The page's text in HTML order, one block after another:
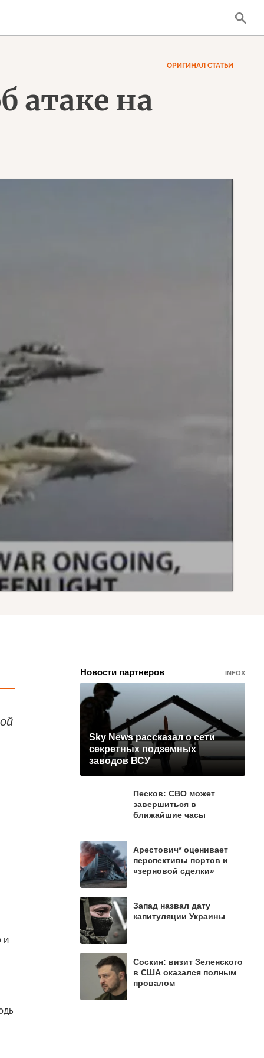
ОРИГИНАЛ СТАТЬИ
атаке на
и
Новости партнеров INFOX
Sky News рассказал о сети
секретных подземных
заводов ВСУ
Песков: СВО может
завершиться в
ближайшие часы
Арестович* оценивает
перспективы портов и
«зерновой сделки»
Запад назвал дату
капитуляции Украины
Соскин: визит Зеленского
в США оказался полным
провалом